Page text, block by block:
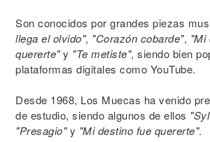
Son conocidos por grandes piezas
llega el olvido", "Corazón cobarde", "Mi
quererte"y "Te metiste", siendo bien
plataformas digitales como YouTube.
Desde 1968, Los Muecas ha venido
de estudio, siendo algunos de ellos
"Presagio"y "Mi destino fue quererte".